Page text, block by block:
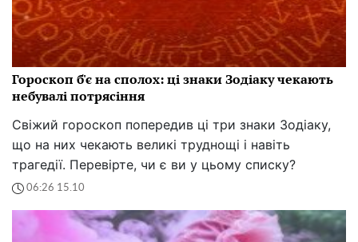
Гороскоп б'є на сполох: ці знаки Зодіаку чекають
небувалі потрясіння
Свіжий гороскоп попередив ці три знаки Зодіаку,
що на них чекають великі труднощі і навіть
трагедії. Перевірте, чи є ви у цьому списку?
06:26 15.10